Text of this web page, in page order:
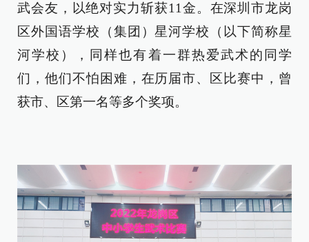
武会友，以绝对实力斩获11金。在深圳市龙岗
区外国语学校（集团）星河学校（以下简称星
河学校），同样也有着一群热爱武术的同学
们，他们不怕困难，在历届市、区比赛中，曾
获市、区第一名等多个奖项。